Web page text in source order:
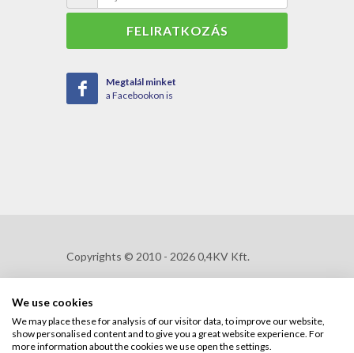
FELIRATKOZÁS
Megtalál minket
a Facebookon is
Copyrights © 2010 - 2026 0,4KV Kft.
Adatkezelési szabályzat
Adatkezelési tájékoztató
We use cookies
We may place these for analysis of our visitor data, to improve our website,
show personalised content and to give you a great website experience. For
more information about the cookies we use open the settings.